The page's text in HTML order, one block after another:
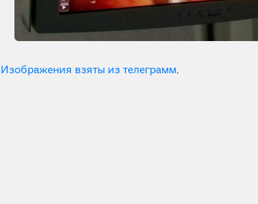
Изображения взяты из телеграмм.